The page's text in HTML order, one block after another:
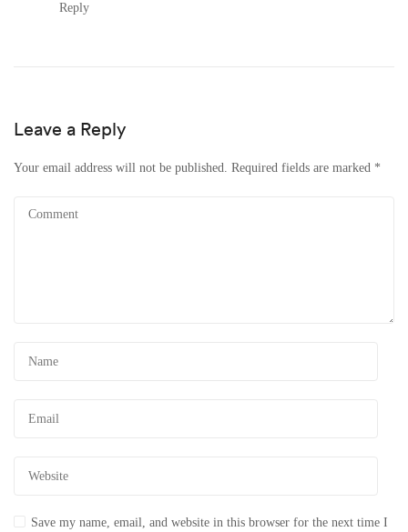
Reply
Leave a Reply
Your email address will not be published. Required fields are marked *
Save my name, email, and website in this browser for the next time I